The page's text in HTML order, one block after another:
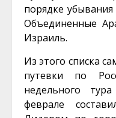
порядке
Объединенные
Израиль.
Из этого списка
путевки по
недельного
феврале